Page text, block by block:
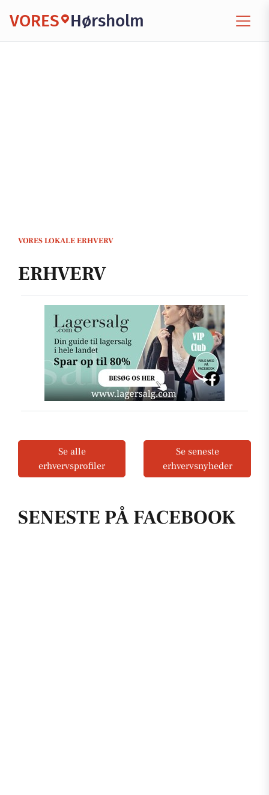
VORES Hørsholm
VORES LOKALE ERHVERV
SENESTE PÅ FACEBOOK
ERHVERV
Se alle
erhvervsprofiler
Se seneste
erhvervsnyheder